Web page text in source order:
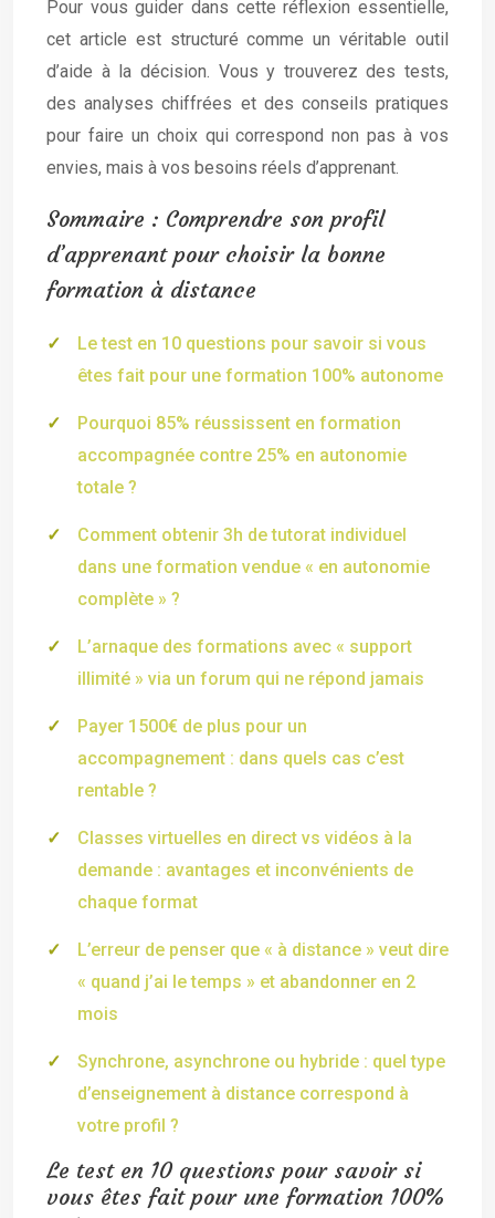
Pour vous guider dans cette réflexion essentielle,
cet article est structuré comme un véritable outil
d’aide à la décision. Vous y trouverez des tests,
des analyses chiffrées et des conseils pratiques
pour faire un choix qui correspond non pas à vos
envies, mais à vos besoins réels d’apprenant.
Sommaire : Comprendre son profil
d’apprenant pour choisir la bonne
formation à distance
Le test en 10 questions pour savoir si vous
êtes fait pour une formation 100% autonome
Pourquoi 85% réussissent en formation
accompagnée contre 25% en autonomie
totale ?
Comment obtenir 3h de tutorat individuel
dans une formation vendue « en autonomie
complète » ?
L’arnaque des formations avec « support
illimité » via un forum qui ne répond jamais
Payer 1500€ de plus pour un
accompagnement : dans quels cas c’est
rentable ?
Classes virtuelles en direct vs vidéos à la
demande : avantages et inconvénients de
chaque format
L’erreur de penser que « à distance » veut dire
« quand j’ai le temps » et abandonner en 2
mois
Synchrone, asynchrone ou hybride : quel type
d’enseignement à distance correspond à
votre profil ?
Le test en 10 questions pour savoir si
vous êtes fait pour une formation 100%